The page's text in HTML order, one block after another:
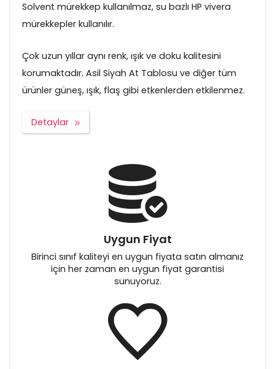
Solvent mürekkep kullanılmaz, su bazlı HP vivera
mürekkepler kullanılır.
Çok uzun yıllar aynı renk, ışık ve doku kalitesini
korumaktadır. Asil Siyah At Tablosu ve diğer tüm
ürünler güneş, ışık, flaş gibi etkenlerden etkilenmez.
Detaylar
Uygun Fiyat
Birinci sınıf kaliteyi en uygun fiyata satın almanız
için her zaman en uygun fiyat garantisi
sunuyoruz.